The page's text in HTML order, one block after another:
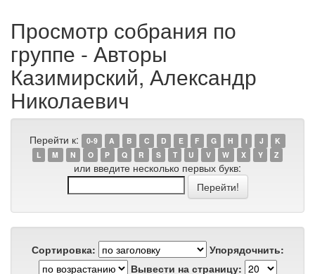
Просмотр собрания по
группе - Авторы
Казимирский, Александр
Николаевич
Перейти к: 0-9 A B C D E F G H I J
K
L
M N O P Q R S T U V W X Y Z
или введите несколько первых букв:
Сортировка:
Упорядочнить:
Вывести на страницу: